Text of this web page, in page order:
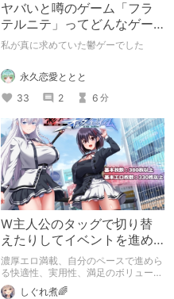
ヤバいと噂のゲーム「フラ
テルニテ」ってどんなゲー
ム？
私が真に求めていた鬱ゲーでした
永久恋愛ととと
33
2 6 分
W主人公のタッグで切り替
えたりしてイベントを進め
る感じの王道RPG！！
濃厚エロ満載、自分のペースで進めら
る快適性、実用性、満足のボリューム
感！！
しぐれ煮🌈